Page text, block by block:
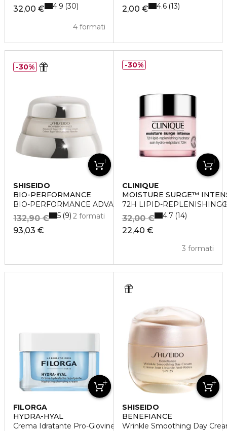
32,00 €
4 formati
4.9 30 2,00 € 4.6 13
SHISEIDO
BIO-PERFORMANCE
BIO-PERFORMANCE ADVANCED SUPER REVITALIZING
93,03 €
132,90 € 2 formati
5 9
30%
CLINIQUE
MOISTURE SURGE™
72H LIPID-REPLENISHING
22,40 €
32,00 €
3 formati
4.7 14
30%
FILORGA
HYDRA-HYAL
Crema Idratante Pro-Giovinezza
SHISEIDO
BENEFIANCE
Wrinkle Smoothing Day